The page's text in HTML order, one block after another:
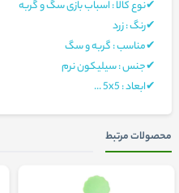
✔نوع کالا : اسباب بازی سگ و گربه
✔رنگ : زرد
✔مناسب : گربه و سگ
✔جنس : سیلیکون نرم
✔ابعاد : 5x5 ...
محصولات مرتبط